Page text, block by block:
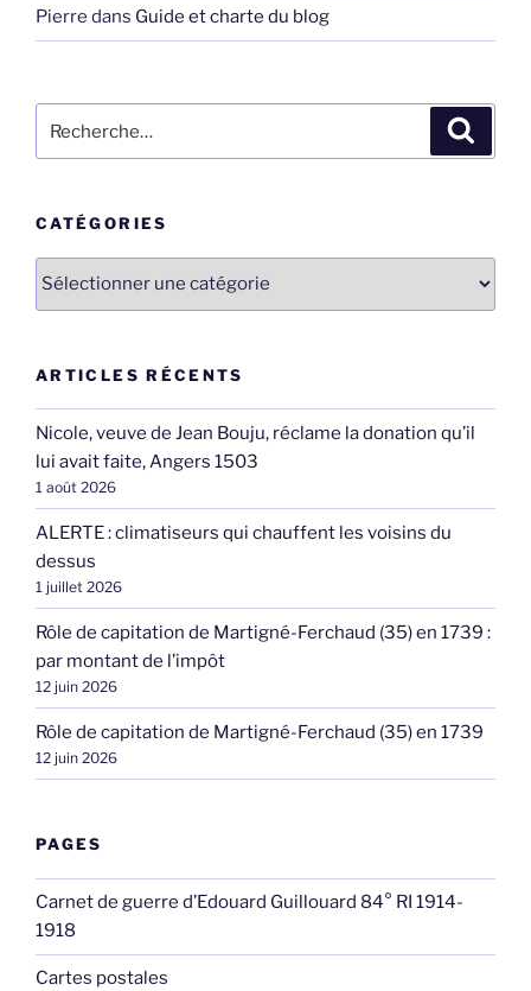
Pierre dans Guide et charte du blog
pour
CATÉGORIES
Catégories
ARTICLES RÉCENTS
Nicole, veuve de Jean Bouju, réclame la donation qu’il
lui avait faite, Angers 1503
1 août 2026
ALERTE : climatiseurs qui chauffent les voisins du
dessus
1 juillet 2026
Rôle de capitation de Martigné-Ferchaud (35) en 1739 :
par montant de l’impôt
12 juin 2026
Rôle de capitation de Martigné-Ferchaud (35) en 1739
12 juin 2026
PAGES
Carnet de guerre d’Edouard Guillouard 84° RI 1914-
1918
Cartes postales